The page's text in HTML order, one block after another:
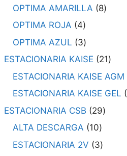
OPTIMA AMARILLA
8
OPTIMA ROJA
4
OPTIMA AZUL
3
ESTACIONARIA KAISE
21
ESTACIONARIA KAISE AGM
ESTACIONARIA KAISE GEL
ESTACIONARIA CSB
29
ALTA DESCARGA
10
ESTACIONARIA 2V
3